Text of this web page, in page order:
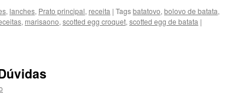
, lanches, Prato principal, receita | Tagsbatatovo, bolovo de batata,
, marisaono, scotted egg croquet, scotted egg de batata |